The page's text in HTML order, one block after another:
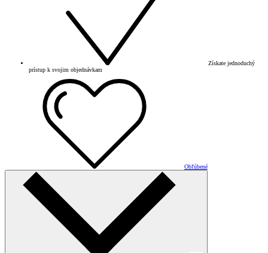
Získate jednoduchý
prístup k svojim objednávkam
Obľúbené